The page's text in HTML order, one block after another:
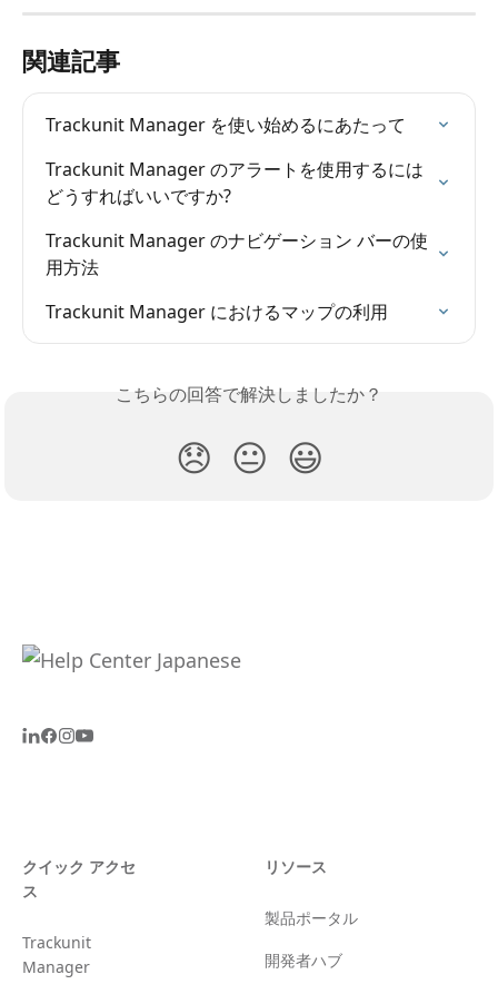
関連記事
Trackunit Manager を使い始めるにあたって
Trackunit Manager のアラートを使用するには
どうすればいいですか?
Trackunit Manager のナビゲーション バーの使
用方法
Trackunit Manager におけるマップの利用
こちらの回答で解決しましたか？
😞 😐 😃
クイック アクセ
ス
Trackunit
Manager
リソース
製品ポータル
開発者ハブ